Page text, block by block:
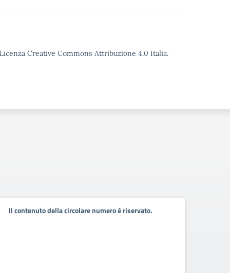
Creative Commons Attribuzione 4.0 Italia.
Il contenuto della circolare numero è riservato.